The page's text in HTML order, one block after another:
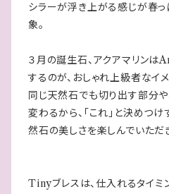
シラーが浮き上がる感じが春っ
象。
３月の誕生石、アクアマリンは
するのが、おしゃれ上級者なイメ
同じ天然石でも切り出す部分
変わるから、「これ」と決めつ
然石の美しさを楽しんでいただ
Tinyブレスは、仕入れるタイミ